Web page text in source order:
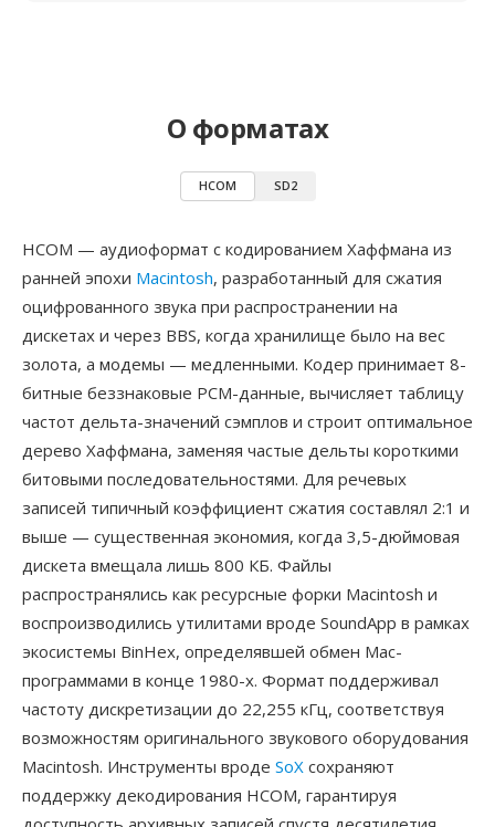
О форматах
HCOM SD2
HCOM — аудиоформат с кодированием Хаффмана из
ранней эпохи Macintosh, разработанный для сжатия
оцифрованного звука при распространении на
дискетах и через BBS, когда хранилище было на вес
золота, а модемы — медленными. Кодер принимает 8-
битные беззнаковые PCM-данные, вычисляет таблицу
частот дельта-значений сэмплов и строит оптимальное
дерево Хаффмана, заменяя частые дельты короткими
битовыми последовательностями. Для речевых
записей типичный коэффициент сжатия составлял 2:1 и
выше — существенная экономия, когда 3,5-дюймовая
дискета вмещала лишь 800 КБ. Файлы
распространялись как ресурсные форки Macintosh и
воспроизводились утилитами вроде SoundApp в рамках
экосистемы BinHex, определявшей обмен Mac-
программами в конце 1980-х. Формат поддерживал
частоту дискретизации до 22,255 кГц, соответствуя
возможностям оригинального звукового оборудования
Macintosh. Инструменты вроде SoX сохраняют
поддержку декодирования HCOM, гарантируя